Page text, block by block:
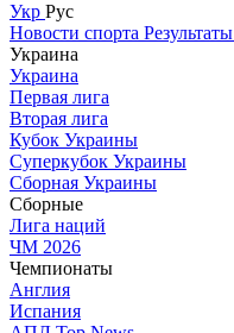
Укр Рус
Новости спорта Результаты
Украина
Украина
Первая лига
Вторая лига
Кубок Украины
Суперкубок Украины
Сборная Украины
Сборные
Лига наций
ЧМ 2026
Чемпионаты
Англия
Испания